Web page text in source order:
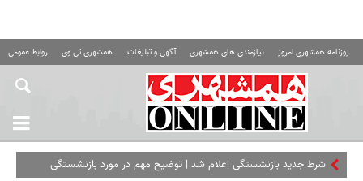
روزنامه همشهری امروز نیازمندی های همشهری آگهی و تبلیغات همشهری تی وی روابط عمومی
شرط جدید بازنشستگی اعلام شد | توضیح مهم در مورد بازنشستگی